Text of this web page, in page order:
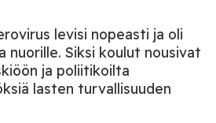
levisi nopeasti ja oli
nuorille. Siksi koulut nousivat
ja poliitikoilta
lasten turvallisuuden